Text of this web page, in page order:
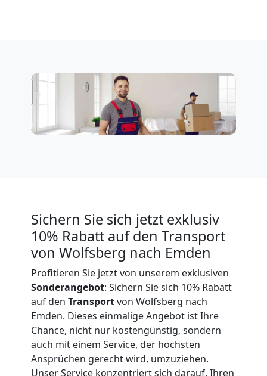
Sichern Sie sich jetzt exklusiv
10% Rabatt auf den Transport
von Wolfsberg nach Emden
Profitieren Sie jetzt von unserem exklusiven
Sonderangebot: Sichern Sie sich 10% Rabatt
auf den Transportvon Wolfsberg nach
Emden. Dieses einmalige Angebot ist Ihre
Chance, nicht nur kostengünstig, sondern
auch mit einem Service, der höchsten
Ansprüchen gerecht wird, umzuziehen.
Unser Service konzentriert sich darauf, Ihren
Wolfsberg
Expressumzug
Tragehilfe
Wolfsberg
Kleiner
Umzug
Wolfsberg